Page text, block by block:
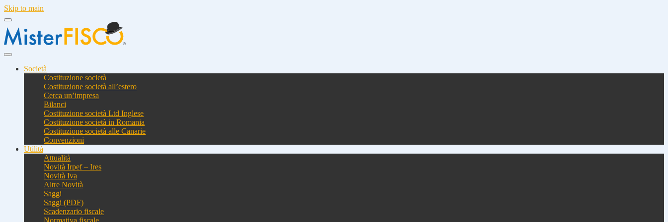
Skip to main
Società
Costituzione società
Costituzione società all’estero
Cerca un’impresa
Bilanci
Costituzione società Ltd Inglese
Costituzione società in Romania
Costituzione società alle Canarie
Convenzioni
Utilità
Attualità
Novità Irpef – Ires
Novità Iva
Altre Novità
Saggi
Saggi (PDF)
Scadenzario fiscale
Normativa fiscale